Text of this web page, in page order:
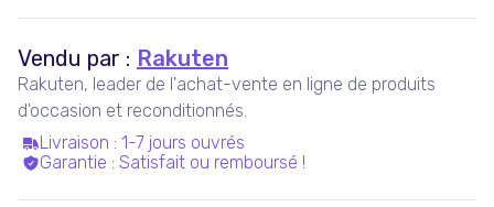
Vendu par : Rakuten
Rakuten, leader de l'achat-vente en ligne de produits
d'occasion et reconditionnés.
Livraison : 1-7 jours ouvrés
Garantie : Satisfait ou remboursé !